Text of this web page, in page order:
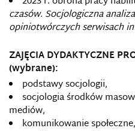
czasów. Socjologiczna
opiniotwórczych serwisach
ZAJĘCIA DYDAKTYCZNE
(wybrane):
podstawy socjologii,
socjologia środków
mediów,
komunikowanie społeczne,